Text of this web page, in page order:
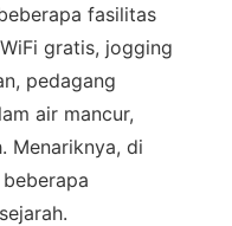
fasilitas
gratis, jogging
pedagang
air mancur,
Menariknya, di